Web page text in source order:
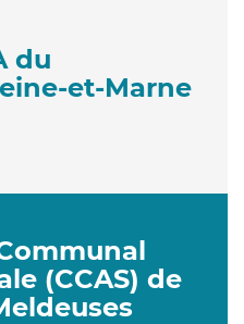
du
et-Marne
(CCAS) de